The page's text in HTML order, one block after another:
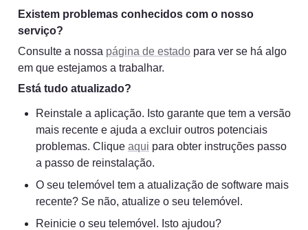
Existem problemas conhecidos com o nosso
serviço?
Consulte a nossa página de estado para ver se há algo
em que estejamos a trabalhar.
Está tudo atualizado?
Reinstale a aplicação. Isto garante que tem a versão
mais recente e ajuda a excluir outros potenciais
problemas. Clique aqui para obter instruções passo
a passo de reinstalação.
O seu telemóvel tem a atualização de software mais
recente? Se não, atualize o seu telemóvel.
Reinicie o seu telemóvel. Isto ajudou?